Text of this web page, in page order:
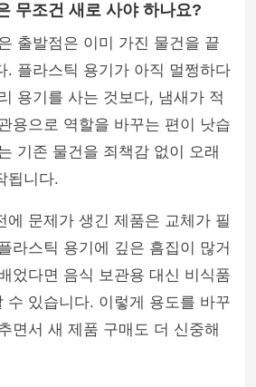
무조건 새로 사야 하나요?
출발점은 이미 가진 물건을 끝
. 플라스틱 용기가 아직 멀쩡하다
용기를 사는 것보다, 냄새가 적
용으로 역할을 바꾸는 편이 낫습
기존 물건을 죄책감 없이 오래
됩니다.
에 문제가 생긴 제품은 교체가 필
라스틱 용기에 깊은 흠집이 많거
었다면 음식 보관용 대신 비식품
수 있습니다. 이렇게 용도를 바꾸
면서 새 제품 구매도 더 신중해